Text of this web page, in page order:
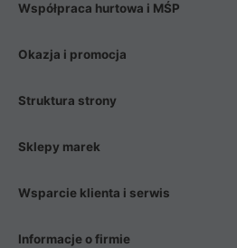
Współpraca hurtowa i MŚP
Okazja i promocja
Struktura strony
Sklepy marek
Wsparcie klienta i serwis
Informacje o firmie